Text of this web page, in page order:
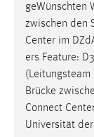
geWünschten
zwischen den
Center im
ers Feature:
(Leitungsteam
Brücke
Connect
Universität
Name:
site-
Zweck:
Das
Cookie